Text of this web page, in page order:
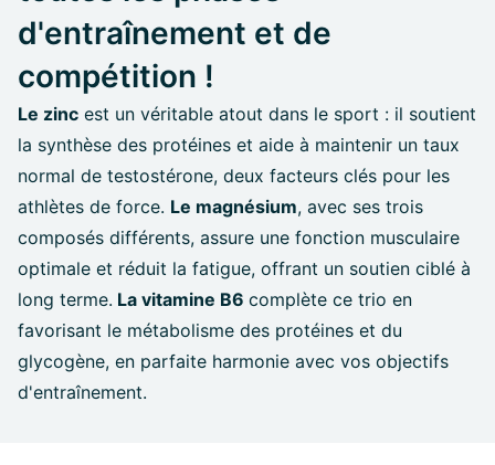
d'entraînement et de
compétition !
Le zinc est un véritable atout dans le sport : il soutient
la synthèse des protéines et aide à maintenir un taux
normal de testostérone, deux facteurs clés pour les
athlètes de force. Le magnésium, avec ses trois
composés différents, assure une fonction musculaire
optimale et réduit la fatigue, offrant un soutien ciblé à
long terme. La vitamine B6 complète ce trio en
favorisant le métabolisme des protéines et du
glycogène, en parfaite harmonie avec vos objectifs
d'entraînement.